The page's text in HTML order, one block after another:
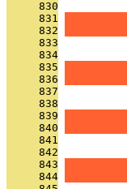
     830
     831
     832
     833
     834
     835
     836
     837
     838
     839
     840
     841
     842
     843
     844